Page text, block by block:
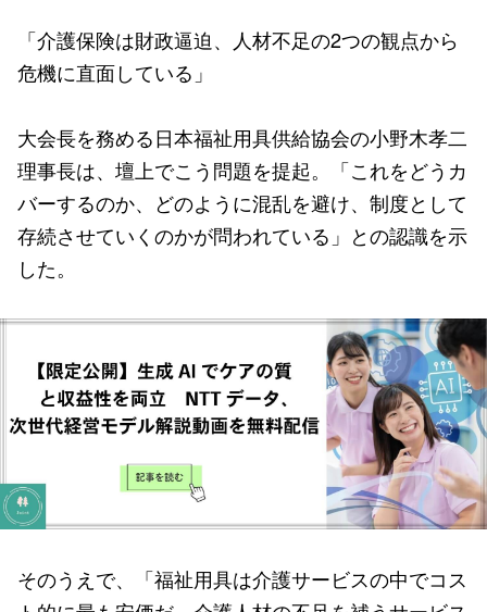
「介護保険は財政逼迫、人材不足の2つの観点から
危機に直面している」
大会長を務める日本福祉用具供給協会の小野木孝二
理事長は、壇上でこう問題を提起。「これをどうカ
バーするのか、どのように混乱を避け、制度として
存続させていくのかが問われている」との認識を示
した。
そのうえで、「福祉用具は介護サービスの中でコス